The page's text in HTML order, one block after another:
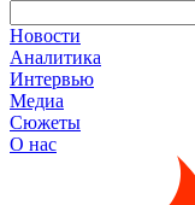
Новости
Аналитика
Интервью
Медиа
Сюжеты
О нас